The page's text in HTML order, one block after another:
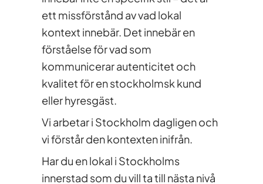
ett missförstånd av vad lokal
kontext innebär. Det innebär en
förståelse för vad som
kommunicerar autenticitet och
kvalitet för en stockholmsk kund
eller hyresgäst.
Vi arbetar i Stockholm dagligen och
vi förstår den kontexten inifrån.
Har du en lokal i Stockholms
innerstad som du vill ta till nästa nivå